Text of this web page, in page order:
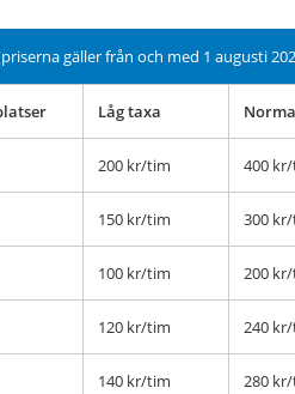
gäller från och med 1 augusti
Låg taxa
200 kr/tim 400
150 kr/tim 300
100 kr/tim 200
120 kr/tim 240
140 kr/tim 280